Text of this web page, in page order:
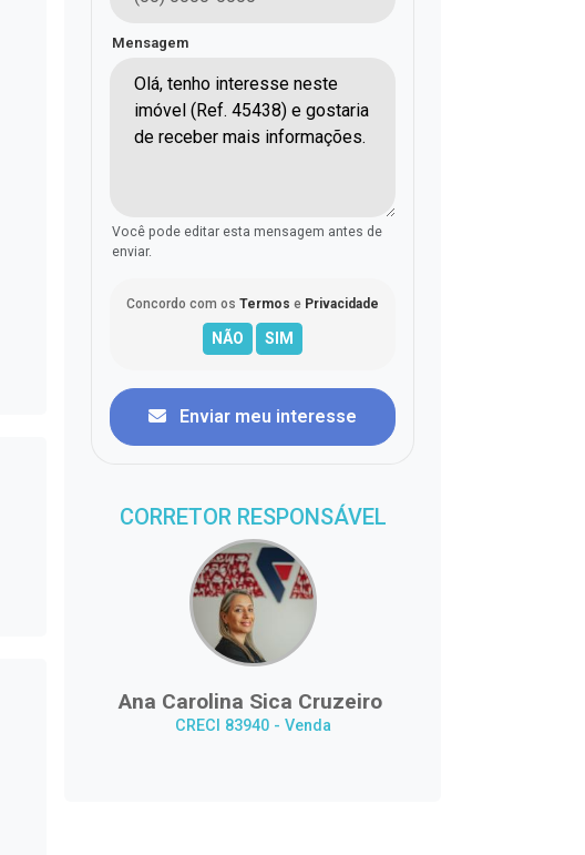
Mensagem
Você pode editar esta mensagem antes de
enviar.
Concordo com os Termos e Privacidade
Enviar meu interesse
CORRETOR RESPONSÁVEL
Ana Carolina Sica Cruzeiro
CRECI 83940 - Venda